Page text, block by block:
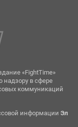
«FightTime»
надзору в сфере
коммуникаций
информации Эл